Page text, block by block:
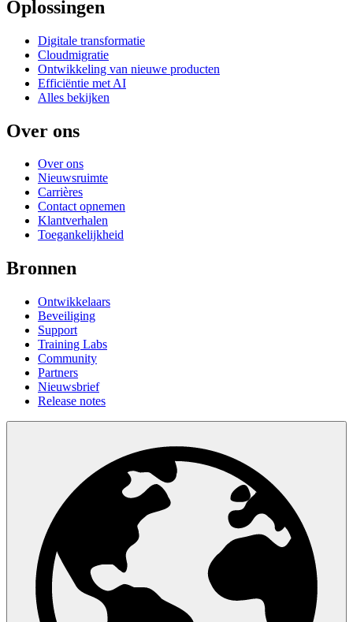
Oplossingen
Digitale transformatie
Cloudmigratie
Ontwikkeling van nieuwe producten
Efficiëntie met AI
Alles bekijken
Over ons
Over ons
Nieuwsruimte
Carrières
Contact opnemen
Klantverhalen
Toegankelijkheid
Bronnen
Ontwikkelaars
Beveiliging
Support
Training Labs
Community
Partners
Nieuwsbrief
Release notes